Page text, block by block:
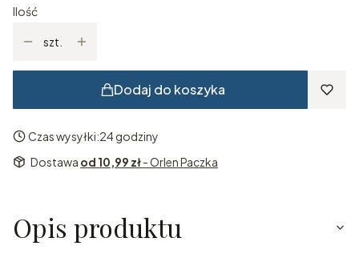
Ilość
szt.
Dodaj do koszyka
Czas wysyłki:24 godziny
Dostawa od 10,99 zł- Orlen Paczka
Opis produktu